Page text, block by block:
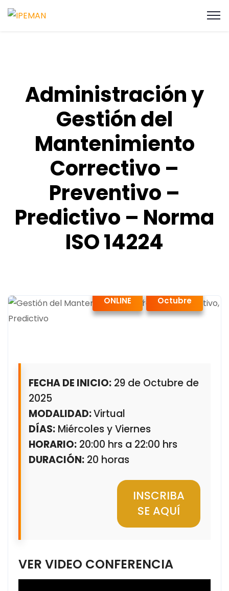
Administración y
Gestión del
Mantenimiento
Correctivo –
Preventivo –
Predictivo – Norma
ISO 14224
ONLINE , Octubre
FECHA DE INICIO: 29 de Octubre de
2025
MODALIDAD:Virtual
DÍAS: Miércoles y Viernes
HORARIO: 20:00 hrs a 22:00 hrs
DURACIÓN: 20 horas
INSCRIBA
SE AQUÍ
VER VIDEO CONFERENCIA